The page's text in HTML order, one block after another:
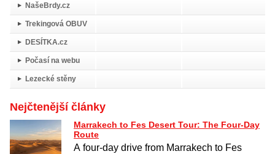
NašeBrdy.cz
Trekingová OBUV
DESÍTKA.cz
Počasí na webu
Lezecké stěny
Nejčtenější články
Marrakech to Fes Desert Tour: The Four-Day
Route
A four-day drive from Marrakech to Fes